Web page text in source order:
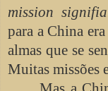
mission
para a China
almas que se
Muitas missões